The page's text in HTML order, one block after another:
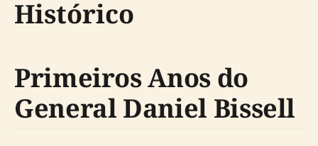
Histórico
Primeiros Anos do
General Daniel Bissell